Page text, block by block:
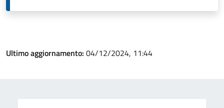
Ultimo aggiornamento: 04/12/2024, 11:44